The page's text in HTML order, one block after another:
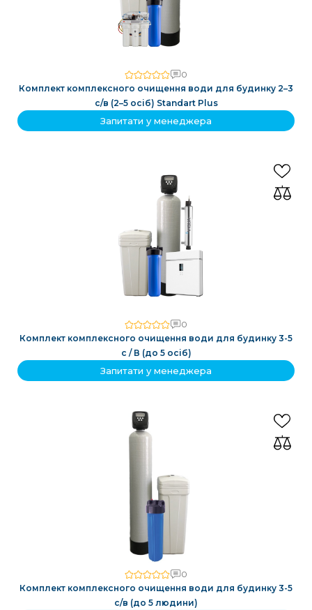
0
Комплект комплексного очищення води для будинку 2–3
с/в (2–5 осіб) Standart Plus
Запитати у менеджера
0
Комплект комплексного очищення води для будинку 3-5
с / В (до 5 осіб)
Запитати у менеджера
0
Комплект комплексного очищення води для будинку 3-5
с/в (до 5 людини)